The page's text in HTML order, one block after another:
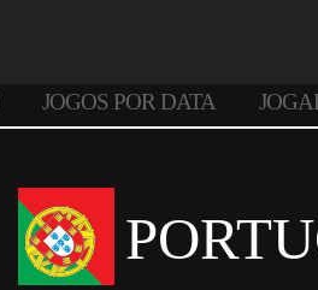
JOGOS POR DATA